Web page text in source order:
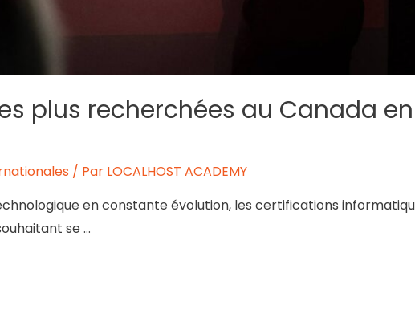
plus recherchées au Canada
/ Par LOCALHOST ACADEMY
en constante évolution, les certifications
se …